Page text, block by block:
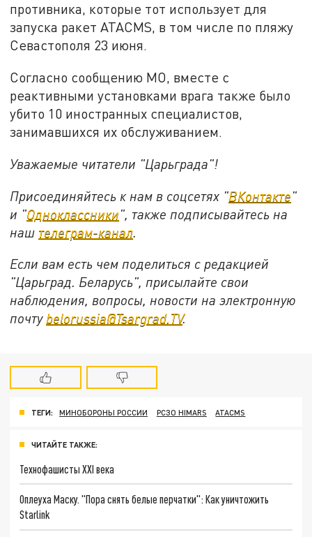
противника, которые тот использует для
запуска ракет ATACMS, в том числе по пляжу
Севастополя 23 июня.
Согласно сообщению МО, вместе с
реактивными установками врага также было
убито 10 иностранных специалистов,
занимавшихся их обслуживанием.
Уважаемые читатели "Царьграда"!
Присоединяйтесь к нам в соцсетях "ВКонтакте"
и "Одноклассники", также подписывайтесь на
наш телеграм-канал
Если вам есть чем поделиться с редакцией
"Царьград. Беларусь", присылайте свои
наблюдения, вопросы, новости на электронную
почту belorussia@Tsargrad.TV.
ТЕГИ: МИНОБОРОНЫ РОССИИ РСЗО HIMARS ATACMS
ЧИТАЙТЕ ТАКЖЕ:
Технофашисты XXI века
Оплеуха Маску. "Пора снять белые перчатки": Как уничтожить
Starlink